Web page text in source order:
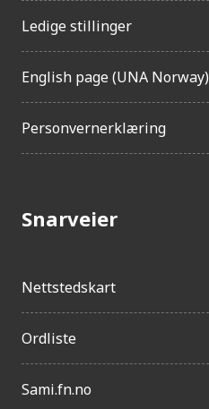
Ledige stillinger
English page (UNA Norway)
Personvernerklæring
Snarveier
Nettstedskart
Ordliste
Sami.fn.no